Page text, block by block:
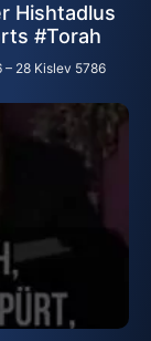
Hishtadlus
#Torah
– 28 Kislev 5786